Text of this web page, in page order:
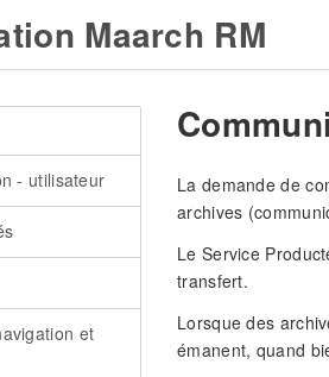
Maarch RM
- utilisateur
et
La demande de
archives
Le Service
transfert.
Lorsque des
émanent, quand